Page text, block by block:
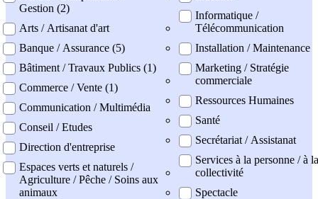
Gestion (2)
Arts / Artisanat d'art
Banque / Assurance (5)
Bâtiment / Travaux Publics (1)
Commerce / Vente (1)
Communication / Multimédia
Conseil / Etudes
Direction d'entreprise
Espaces verts et naturels /
Agriculture / Pêche / Soins aux
animaux
Informatique /
Télécommunication
Installation / Maintenance
Marketing / Stratégie
commerciale
Ressources Humaines
Santé
Secrétariat / Assistanat
Services à la personne / à la
collectivité
Spectacle